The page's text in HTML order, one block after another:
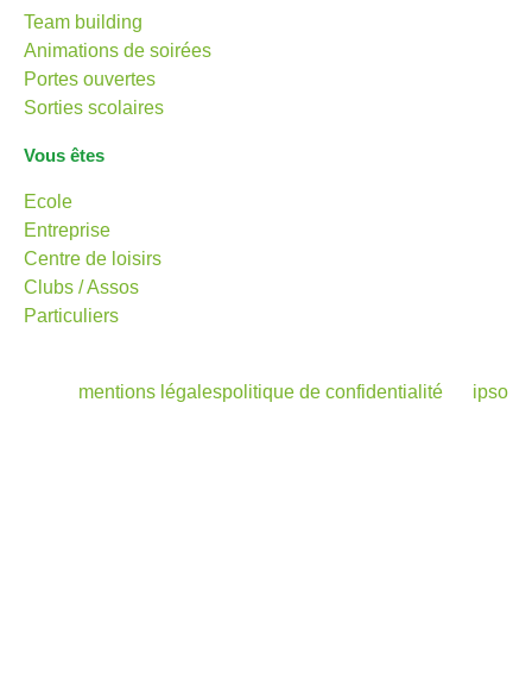
Team building
Animations de soirées
Portes ouvertes
Sorties scolaires
Vous êtes
Ecole
Entreprise
Centre de loisirs
Clubs / Assos
Particuliers
mentions légalespolitique de confidentialité ipso